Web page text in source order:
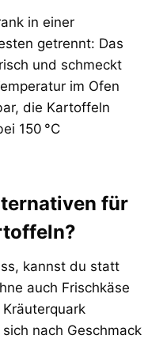
in einer
getrennt: Das
und schmeckt
im Ofen
die Kartoffeln
150 °C
für
kannst du statt
auch Frischkäse
nach Geschmack